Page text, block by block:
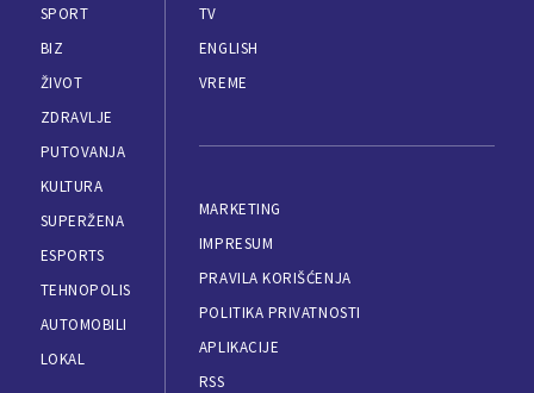
SPORT
BIZ
ŽIVOT
ZDRAVLJE
PUTOVANJA
KULTURA
SUPERŽENA
ESPORTS
TEHNOPOLIS
AUTOMOBILI
LOKAL
TV
ENGLISH
VREME
MARKETING
IMPRESUM
PRAVILA KORIŠĆENJA
POLITIKA PRIVATNOSTI
APLIKACIJE
RSS